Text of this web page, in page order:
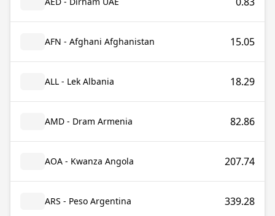
AFN - Afghani Afghanistan 15.05
ALL - Lek Albania 18.29
AMD - Dram Armenia 82.86
AOA - Kwanza Angola 207.74
ARS - Peso Argentina 339.28